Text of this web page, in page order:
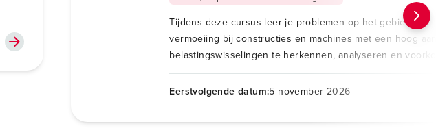
Tijdens deze cursus leer je problemen op het gebied van
vermoeiing bij constructies en machines met een hoog
belastingswisselingen te herkennen, analyseren en
Eerstvolgende datum:5 november 2026